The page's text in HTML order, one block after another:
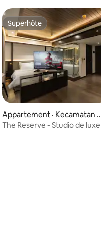
de 4,87 sur 5, 47
Superhôte
Superhôte
Appartement · Kecamatan
elapa Dua
The Reserve - Studio de luxe